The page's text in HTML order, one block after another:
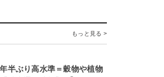
もっと見る >
半ぶり高水準＝穀物や植物